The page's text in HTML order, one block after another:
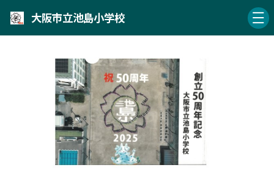
大阪市立池島小学校